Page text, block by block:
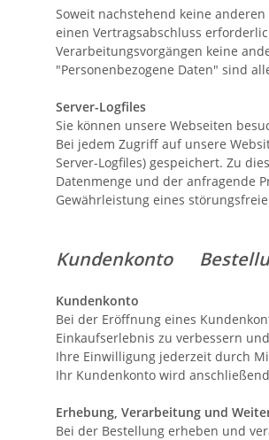
Soweit nachstehend keine
einen Vertragsabschluss
Verarbeitungsvorgängen keine
"Personenbezogene Daten" sind
Server-Logfiles
Sie können unsere Webseiten
Bei jedem Zugriff auf unsere
Server-Logfiles) gespeichert. Zu
Datenmenge und der anfragende
Gewährleistung eines
Kundenkonto
Kundenkonto
Bei der Eröffnung eines
Einkaufserlebnis zu verbessern
Ihre Einwilligung jederzeit durch
Ihr Kundenkonto wird
Erhebung, Verarbeitung und
Bei der Bestellung erheben und